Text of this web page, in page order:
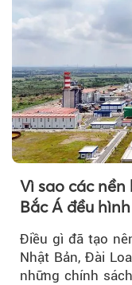
Vì sao các
Bắc Á đều
nghiệp Quốc
Điều gì đã tạo
Nhật Bản, Đài
những chính